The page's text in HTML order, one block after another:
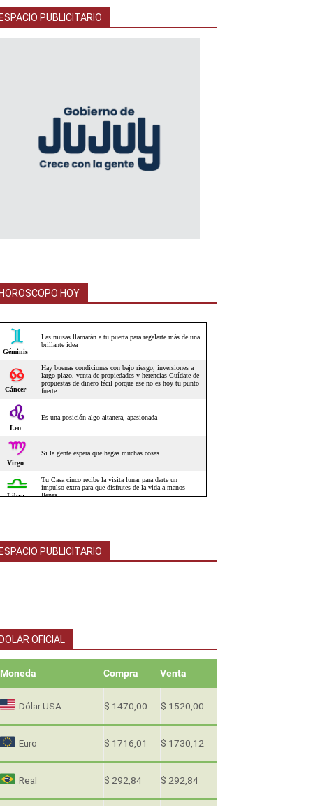
ESPACIO PUBLICITARIO
HOROSCOPO HOY
ESPACIO PUBLICITARIO
DOLAR OFICIAL
Moneda Compra Venta
Dólar USA $ 1470,00 $ 1520,00
Euro $ 1716,01 $ 1730,12
Real $ 292,84 $ 292,84